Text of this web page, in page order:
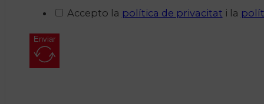
Accepto la política de privacitat i la
Enviar